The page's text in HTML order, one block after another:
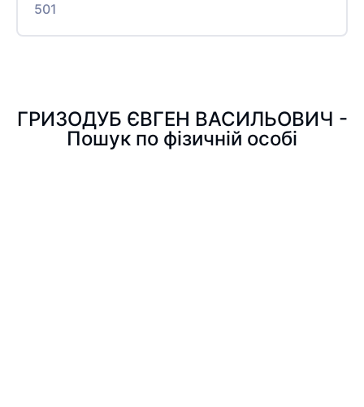
501
ГРИЗОДУБ ЄВГЕН ВАСИЛЬОВИЧ -
Пошук по фізичній особі